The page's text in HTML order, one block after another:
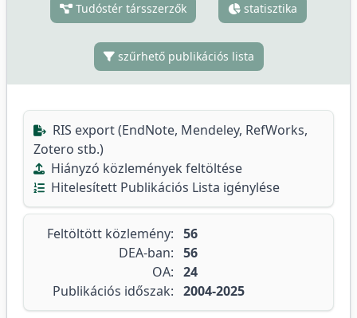
Tudóstér társszerzők statisztika
szűrhető publikációs lista
RIS export (EndNote, Mendeley, RefWorks,
Zotero stb.)
Hiányzó közlemények feltöltése
Hitelesített Publikációs Lista igénylése
Feltöltött közlemény: 56
DEA-ban: 56
OA: 24
Publikációs időszak: 2004-2025